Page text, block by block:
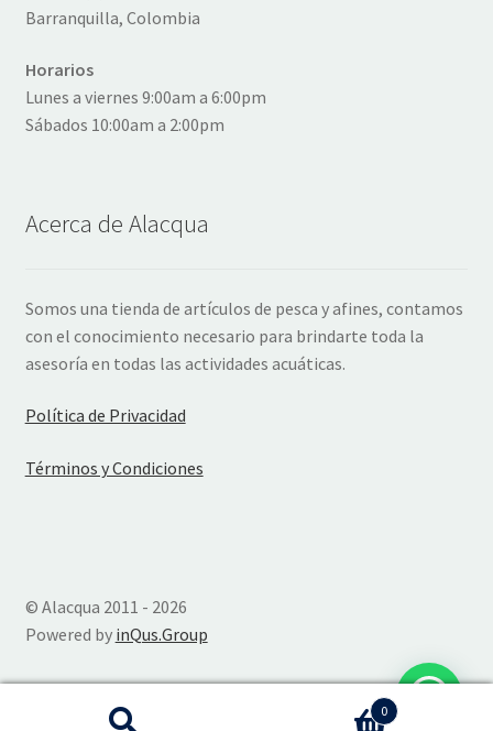
Barranquilla, Colombia
Horarios
Lunes a viernes 9:00am a 6:00pm
Sábados 10:00am a 2:00pm
Acerca de Alacqua
Somos una tienda de artículos de pesca y afines, contamos
con el conocimiento necesario para brindarte toda la
asesoría en todas las actividades acuáticas.
Política de Privacidad
Términos y Condiciones
© Alacqua 2011 - 2026
Powered by inQus.Group
0